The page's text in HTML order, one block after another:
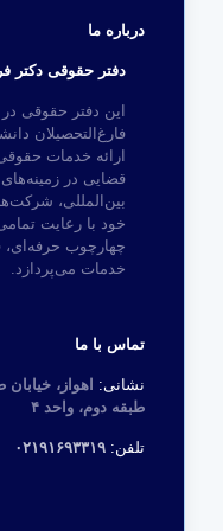
درباره ما
دفتر حقوقی دکتر
این دفتر حقوقی
فارغ‌التحصیلان
ارائه خدمات
قضایی در
بین‌المللی،
خود با رعایت
چهارچوب حرفه‌ای،
خدمات می‌پردازد.
تماس با ما
نشانی:
طبقه دوم، واحد ۴
تلفن:۰۲۱۹۱۶۹۳۳۱۹